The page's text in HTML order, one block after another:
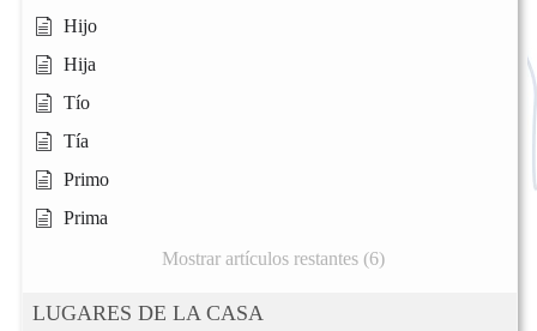
Hijo
Hija
Tío
Tía
Primo
Prima
Mostrar artículos restantes (6)
LUGARES DE LA CASA